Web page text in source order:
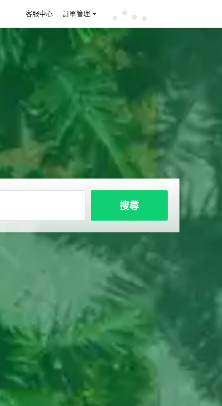
客服中心 訂單管理
搜尋